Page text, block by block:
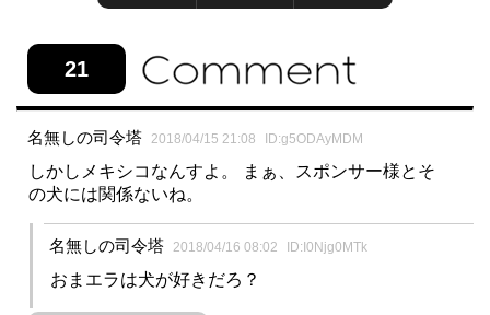
21
名無しの司令塔 2018/04/15 21:08 ID:g5ODAyMDM
しかしメキシコなんすよ。 まぁ、スポンサー様とそ
の犬には関係ないね。
名無しの司令塔 2018/04/16 08:02 ID:I0Njg0MTk
おまエラは犬が好きだろ？